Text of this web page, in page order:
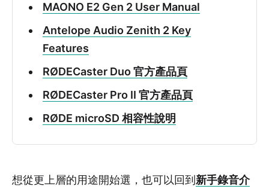
MAONO E2 Gen 2 User Manual
Antelope Audio Zenith 2 Key
Features
RØDECaster Duo 官方產品頁
RØDECaster Pro II 官方產品頁
RØDE microSD 相容性說明
想從更上層的用途開始選，也可以回到 新手錄音介